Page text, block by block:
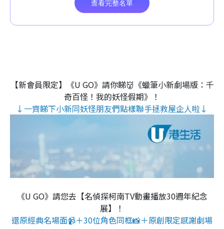
【新會員限定】《U GO》請你睇👹《蠟筆小新劇場版：千
奇百怪！我的妖怪假期》！
↓一齊睇下小新同妖怪朋友們點樣聯手拯救屋企人啦↓
《U GO》請您去【名偵探柯南TV動畫播放30週年紀念
展】！
還原經典名場面📹＋30位角色同框📸＋原創限定感謝劇場